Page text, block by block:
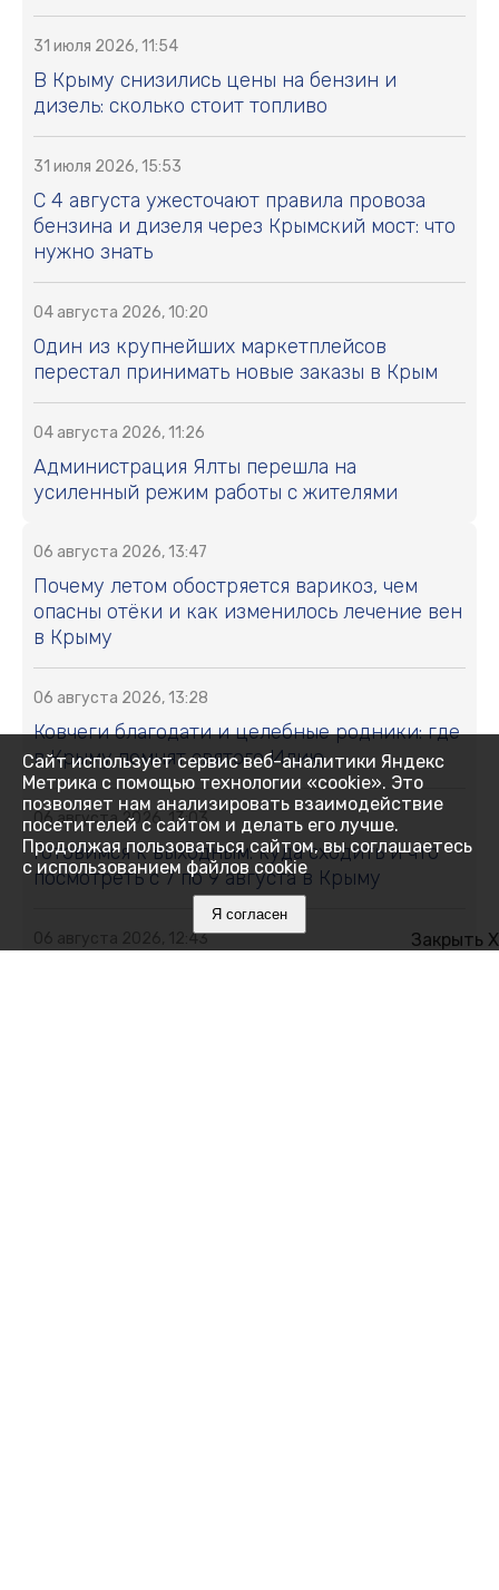
31 июля 2026, 11:54
В Крыму снизились цены на бензин и
дизель: сколько стоит топливо
31 июля 2026, 15:53
С 4 августа ужесточают правила провоза
бензина и дизеля через Крымский мост: что
нужно знать
04 августа 2026, 10:20
Один из крупнейших маркетплейсов
перестал принимать новые заказы в Крым
04 августа 2026, 11:26
Администрация Ялты перешла на
усиленный режим работы с жителями
06 августа 2026, 13:47
Почему летом обостряется варикоз, чем
опасны отёки и как изменилось лечение вен
в Крыму
06 августа 2026, 13:28
Ковчеги благодати и целебные родники: где
в Крыму помнят святого Илию
06 августа 2026, 13:03
Готовимся к выходным: куда сходить и что
посмотреть с 7 по 9 августа в Крыму
06 августа 2026, 12:43 Закрыть X
Сайт использует сервис веб-аналитики Яндекс
Метрика с помощью технологии «cookie». Это
позволяет нам анализировать взаимодействие
посетителей с сайтом и делать его лучше.
Продолжая пользоваться сайтом, вы соглашаетесь
с использованием файлов cookie
Я согласен